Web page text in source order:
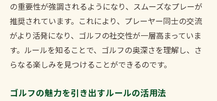
の重要性が強調されるようになり、スムーズなプレーが
推奨されています。これにより、プレーヤー同士の交流
がより活発になり、ゴルフの社交性が一層高まっていま
す。ルールを知ることで、ゴルフの奥深さを理解し、さ
らなる楽しみを見つけることができるのです。
ゴルフの魅力を引き出すルールの活用法